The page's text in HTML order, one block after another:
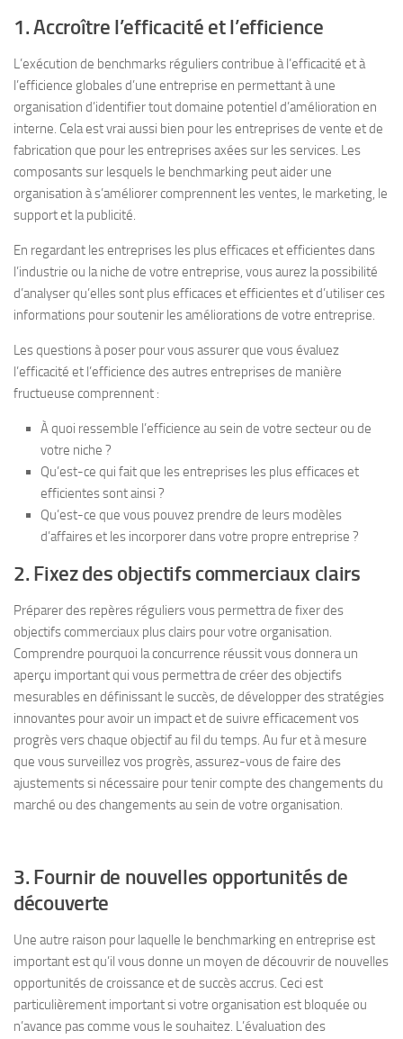
1. Accroître l’efficacité et l’efficience
L’exécution de benchmarks réguliers contribue à l’efficacité et à
l’efficience globales d’une entreprise en permettant à une
organisation d’identifier tout domaine potentiel d’amélioration en
interne. Cela est vrai aussi bien pour les entreprises de vente et de
fabrication que pour les entreprises axées sur les services. Les
composants sur lesquels le benchmarking peut aider une
organisation à s’améliorer comprennent les ventes, le marketing, le
support et la publicité.
En regardant les entreprises les plus efficaces et efficientes dans
l’industrie ou la niche de votre entreprise, vous aurez la possibilité
d’analyser qu’elles sont plus efficaces et efficientes et d’utiliser ces
informations pour soutenir les améliorations de votre entreprise.
Les questions à poser pour vous assurer que vous évaluez
l’efficacité et l’efficience des autres entreprises de manière
fructueuse comprennent :
À quoi ressemble l’efficience au sein de votre secteur ou de
votre niche ?
Qu’est-ce qui fait que les entreprises les plus efficaces et
efficientes sont ainsi ?
Qu’est-ce que vous pouvez prendre de leurs modèles
d’affaires et les incorporer dans votre propre entreprise ?
2. Fixez des objectifs commerciaux clairs
Préparer des repères réguliers vous permettra de fixer des
objectifs commerciaux plus clairs pour votre organisation.
Comprendre pourquoi la concurrence réussit vous donnera un
aperçu important qui vous permettra de créer des objectifs
mesurables en définissant le succès, de développer des stratégies
innovantes pour avoir un impact et de suivre efficacement vos
progrès vers chaque objectif au fil du temps. Au fur et à mesure
que vous surveillez vos progrès, assurez-vous de faire des
ajustements si nécessaire pour tenir compte des changements du
marché ou des changements au sein de votre organisation.
3. Fournir de nouvelles opportunités de
découverte
Une autre raison pour laquelle le benchmarking en entreprise est
important est qu’il vous donne un moyen de découvrir de nouvelles
opportunités de croissance et de succès accrus. Ceci est
particulièrement important si votre organisation est bloquée ou
n’avance pas comme vous le souhaitez. L’évaluation des